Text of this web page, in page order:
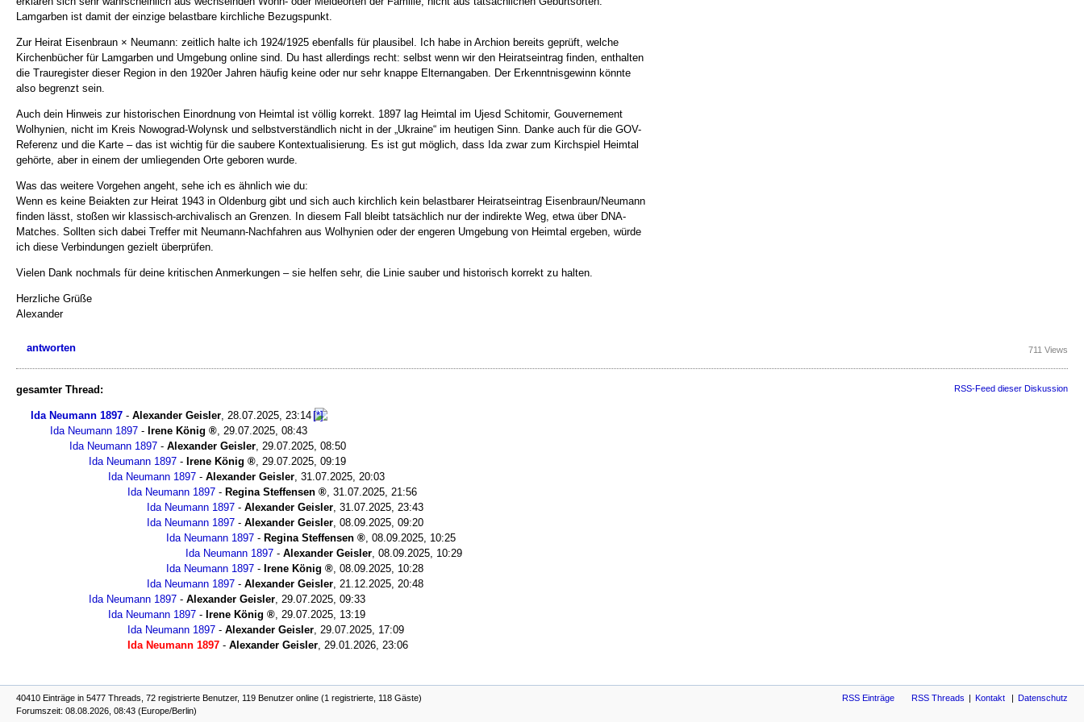
Lamgarben ist damit der einzige belastbare kirchliche Bezugspunkt.
Zur Heirat Eisenbraun × Neumann: zeitlich halte ich 1924/1925 ebenfalls für plausibel. Ich habe in Archion bereits geprüft, welche
Kirchenbücher für Lamgarben und Umgebung online sind. Du hast allerdings recht: selbst wenn wir den Heiratseintrag finden, enthalten
die Trauregister dieser Region in den 1920er Jahren häufig keine oder nur sehr knappe Elternangaben. Der Erkenntnisgewinn könnte
also begrenzt sein.
Auch dein Hinweis zur historischen Einordnung von Heimtal ist völlig korrekt. 1897 lag Heimtal im Ujesd Schitomir, Gouvernement
Wolhynien, nicht im Kreis Nowograd-Wolynsk und selbstverständlich nicht in der „Ukraine“ im heutigen Sinn. Danke auch für die GOV-
Referenz und die Karte – das ist wichtig für die saubere Kontextualisierung. Es ist gut möglich, dass Ida zwar zum Kirchspiel Heimtal
gehörte, aber in einem der umliegenden Orte geboren wurde.
Was das weitere Vorgehen angeht, sehe ich es ähnlich wie du:
Wenn es keine Beiakten zur Heirat 1943 in Oldenburg gibt und sich auch kirchlich kein belastbarer Heiratseintrag Eisenbraun/Neumann
finden lässt, stoßen wir klassisch-archivalisch an Grenzen. In diesem Fall bleibt tatsächlich nur der indirekte Weg, etwa über DNA-
Matches. Sollten sich dabei Treffer mit Neumann-Nachfahren aus Wolhynien oder der engeren Umgebung von Heimtal ergeben, würde
ich diese Verbindungen gezielt überprüfen.
Vielen Dank nochmals für deine kritischen Anmerkungen – sie helfen sehr, die Linie sauber und historisch korrekt zu halten.
Herzliche Grüße
Alexander
antworten 711 Views
gesamter Thread: RSS-Feed dieser Diskussion
Ida Neumann 1897 - Alexander Geisler, 28.07.2025, 23:14
Ida Neumann 1897 - Irene König , 29.07.2025, 08:43
Ida Neumann 1897 - Alexander Geisler, 29.07.2025, 08:50
Ida Neumann 1897 - Irene König , 29.07.2025, 09:19
Ida Neumann 1897 - Alexander Geisler, 31.07.2025, 20:03
Ida Neumann 1897 - Regina Steffensen , 31.07.2025, 21:56
Ida Neumann 1897 - Alexander Geisler, 31.07.2025, 23:43
Ida Neumann 1897 - Alexander Geisler, 08.09.2025, 09:20
Ida Neumann 1897 - Regina Steffensen , 08.09.2025, 10:25
Ida Neumann 1897 - Alexander Geisler, 08.09.2025, 10:29
Ida Neumann 1897 - Irene König , 08.09.2025, 10:28
Ida Neumann 1897 - Alexander Geisler, 21.12.2025, 20:48
Ida Neumann 1897 - Alexander Geisler, 29.07.2025, 09:33
Ida Neumann 1897 - Irene König , 29.07.2025, 13:19
Ida Neumann 1897 - Alexander Geisler, 29.07.2025, 17:09
Ida Neumann 1897 - Alexander Geisler, 29.01.2026, 23:06
40410 Einträge in 5477 Threads, 72 registrierte Benutzer, 119 Benutzer online (1 registrierte, 118 Gäste)
Forumszeit: 08.08.2026, 08:43 (Europe/Berlin)
RSS Einträge RSS Threads Kontakt Datenschutz